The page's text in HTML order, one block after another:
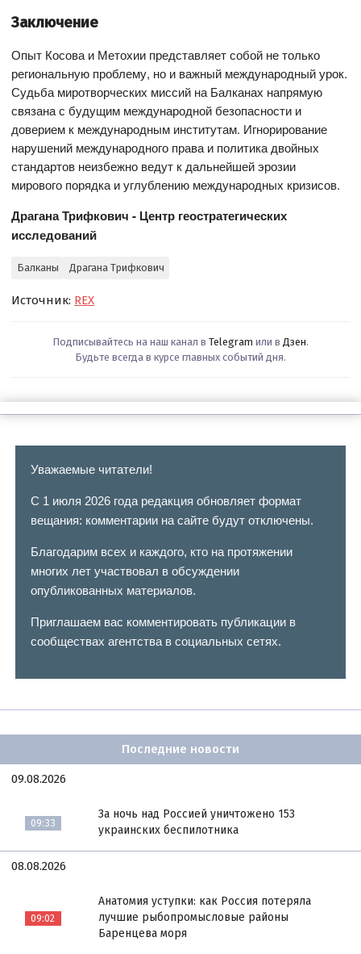
Заключение
Опыт Косова и Метохии представляет собой не только
региональную проблему, но и важный международный урок.
Судьба миротворческих миссий на Балканах напрямую
связана с будущим международной безопасности и
доверием к международным институтам. Игнорирование
нарушений международного права и политика двойных
стандартов неизбежно ведут к дальнейшей эрозии
мирового порядка и углублению международных кризисов.
Драгана Трифкович - Центр геостратегических
исследований
Балканы Драгана Трифкович
Источник: REX
Подписывайтесь на наш канал в Telegram или в Дзен.
Будьте всегда в курсе главных событий дня.
Уважаемые читатели!
С 1 июля 2026 года редакция обновляет формат
вещания: комментарии на сайте будут отключены.
Благодарим всех и каждого, кто на протяжении
многих лет участвовал в обсуждении
опубликованных материалов.
Приглашаем вас комментировать публикации в
сообществах агентства в социальных сетях.
Последние новости
09.08.2026
09:33
За ночь над Россией уничтожено 153
украинских беспилотника
08.08.2026
09:02
Анатомия уступки: как Россия потеряла
лучшие рыбопромысловые районы
Баренцева моря